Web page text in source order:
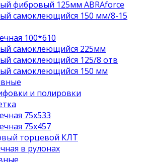
фибровый 125мм ABRAforce
самоклеющийся 150 мм/8-15
100*610
самоклеющийся 225мм
самоклеющийся 125/8 отв
самоклеющийся 150 мм
и полировки
75х533
75х457
торцевой КЛТ
в рулонах